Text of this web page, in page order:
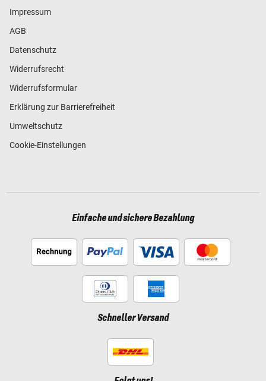
Impressum
AGB
Datenschutz
Widerrufsrecht
Widerrufsformular
Erklärung zur Barrierefreiheit
Umweltschutz
Cookie-Einstellungen
Einfache und sichere Bezahlung
Schneller Versand